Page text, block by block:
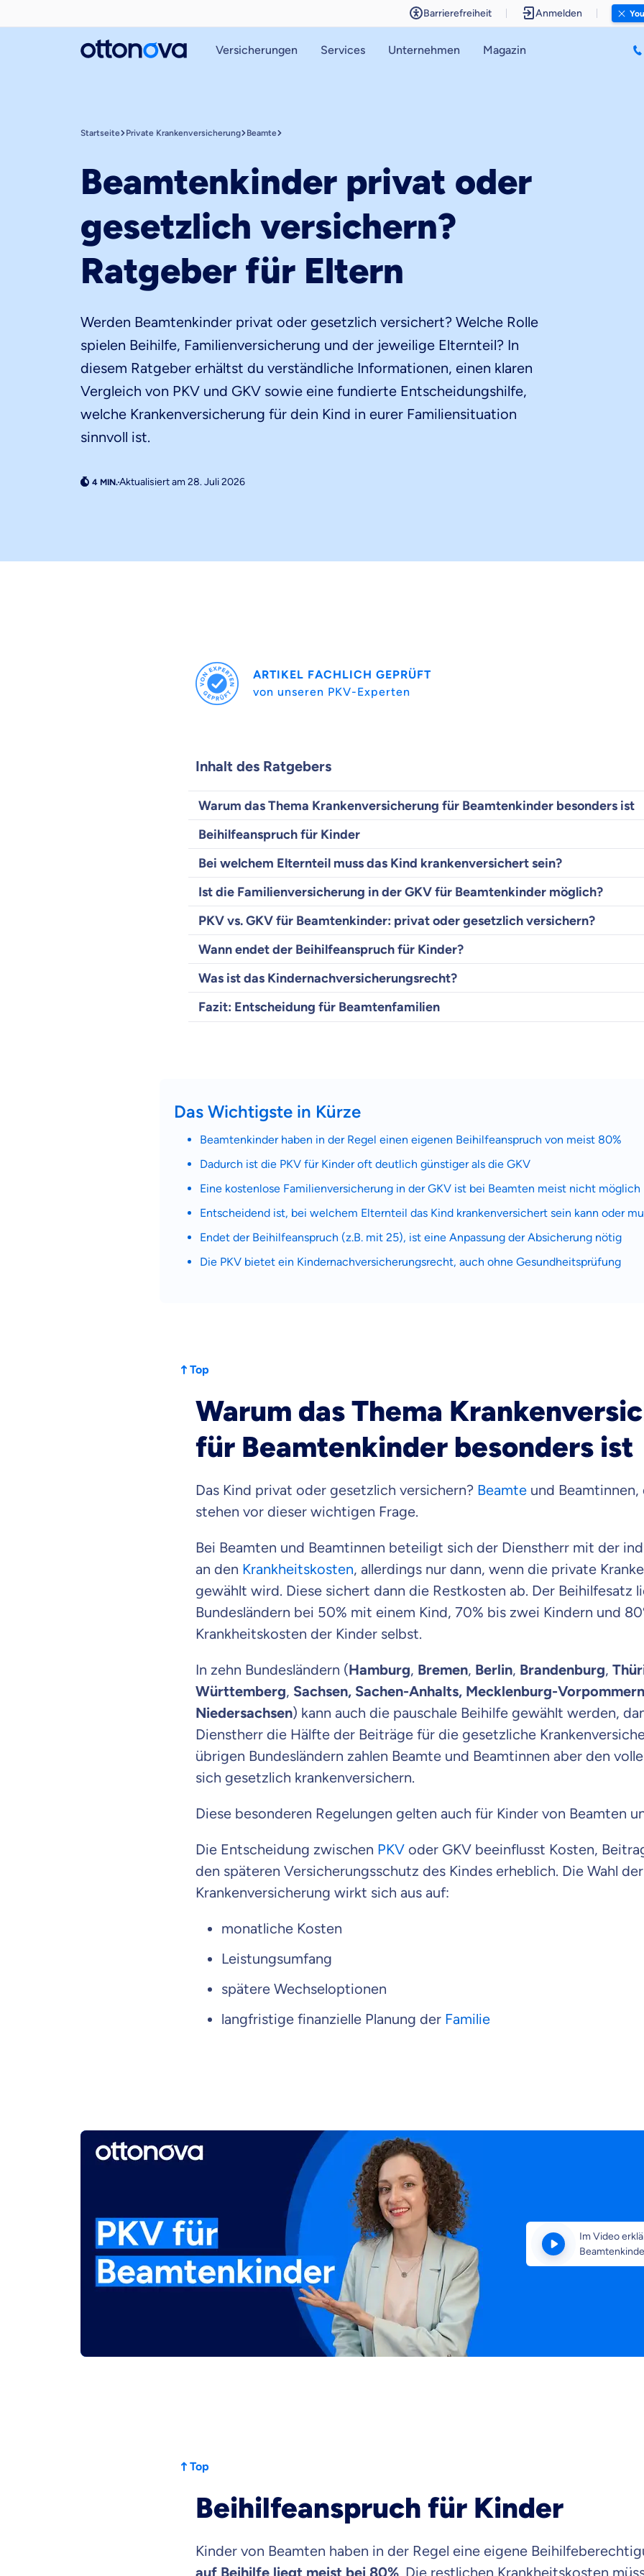
Barrierefreiheit Anmelden
Versicherungen Services Unternehmen Magazin
Startseite Private Krankenversicherung Beamte
Beamtenkinder privat oder
gesetzlich versichern?
Ratgeber für Eltern
Werden Beamtenkinder privat oder gesetzlich versichert? Welche Rolle
spielen Beihilfe, Familienversicherung und der jeweilige Elternteil? In
diesem Ratgeber erhältst du verständliche Informationen, einen klaren
Vergleich von PKV und GKV sowie eine fundierte Entscheidungshilfe,
welche Krankenversicherung für dein Kind in eurer Familiensituation
sinnvoll ist.
Aktualisiert am 28. Juli 2026
ARTIKEL FACHLICH GEPRÜFT
von unseren PKV-Experten
Inhalt des Ratgebers
Warum das Thema Krankenversicherung für Beamtenkinder besonders ist
Beihilfeanspruch für Kinder
Bei welchem Elternteil muss das Kind krankenversichert sein?
Ist die Familienversicherung in der GKV für Beamtenkinder möglich?
PKV vs. GKV für Beamtenkinder: privat oder gesetzlich versichern?
Wann endet der Beihilfeanspruch für Kinder?
Was ist das Kindernach­versicherungsrecht?
Fazit: Entscheidung für Beamtenfamilien
Das Wichtigste in Kürze
Beamtenkinder haben in der Regel einen eigenen Beihilfeanspruch von meist 80%
Dadurch ist die PKV für Kinder oft deutlich günstiger als die GKV
Eine kostenlose Familienversicherung in der GKV ist bei Beamten meist nicht möglich
Entscheidend ist, bei welchem Elternteil das Kind krankenversichert sein kann oder
Endet der Beihilfeanspruch (z.B. mit 25), ist eine Anpassung der Absicherung nötig
Die PKV bietet ein Kindernachversicherungsrecht, auch ohne Gesundheitsprüfung
Top
Warum das Thema
für Beamtenkinder besonders ist
Das Kind privat oder gesetzlich versichern? Beamte und
stehen vor dieser wichtigen Frage.
Bei Beamten und Beamtinnen beteiligt sich der Dienstherr mit der
an den Krankheitskosten, allerdings nur dann, wenn die private
gewählt wird. Diese sichert dann die Restkosten ab. Der Beihilfesatz
Bundesländern bei 50% mit einem Kind, 70% bis zwei Kindern und
Krankheitskosten der Kinder selbst.
In zehn Bundesländern (Hamburg, Bremen, Berlin, Brandenburg,
Württemberg, Sachsen, Sachen-Anhalts, Mecklenburg-Vorpommern
Niedersachsen) kann auch die pauschale Beihilfe gewählt werden,
Dienstherr die Hälfte der Beiträge für die gesetzliche
übrigen Bundesländern zahlen Beamte und Beamtinnen aber den
sich gesetzlich krankenversichern.
Diese besonderen Regelungen gelten auch für Kinder von Beamten
Die Entscheidung zwischen PKV oder GKV beeinflusst Kosten,
den späteren Versicherungsschutz des Kindes erheblich. Die Wahl der
Krankenversicherung wirkt sich aus auf:
monatliche Kosten
Leistungsumfang
spätere Wechseloptionen
langfristige finanzielle Planung der Familie
Im Video
Top
Beihilfeanspruch für Kinder
Kinder von Beamten haben in der Regel eine eigene
auf Beihilfe liegt meist bei 80% . Die restlichen Krankheitskosten
Wir helfen dir dabei Unterschiede in Versicherungen zu verstehen
Wozu dürfen wir dich beraten?
Versicherung
Zahnzusatz
Versicherung
Krankenhaus
Mit dem Abschicken meiner Daten erkläre ich meineEinwilligung